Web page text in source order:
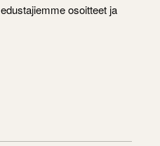
osoitteet ja